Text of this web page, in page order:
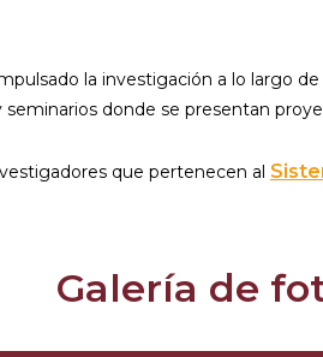
la investigación a lo largo
donde se presentan
que pertenecen al
Galería de